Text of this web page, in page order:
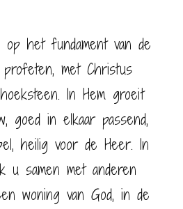
het fundament van de
met Christus
In Hem groeit
goed in elkaar passend,
heilig voor de Heer. In
u samen met anderen
woning van God, in de